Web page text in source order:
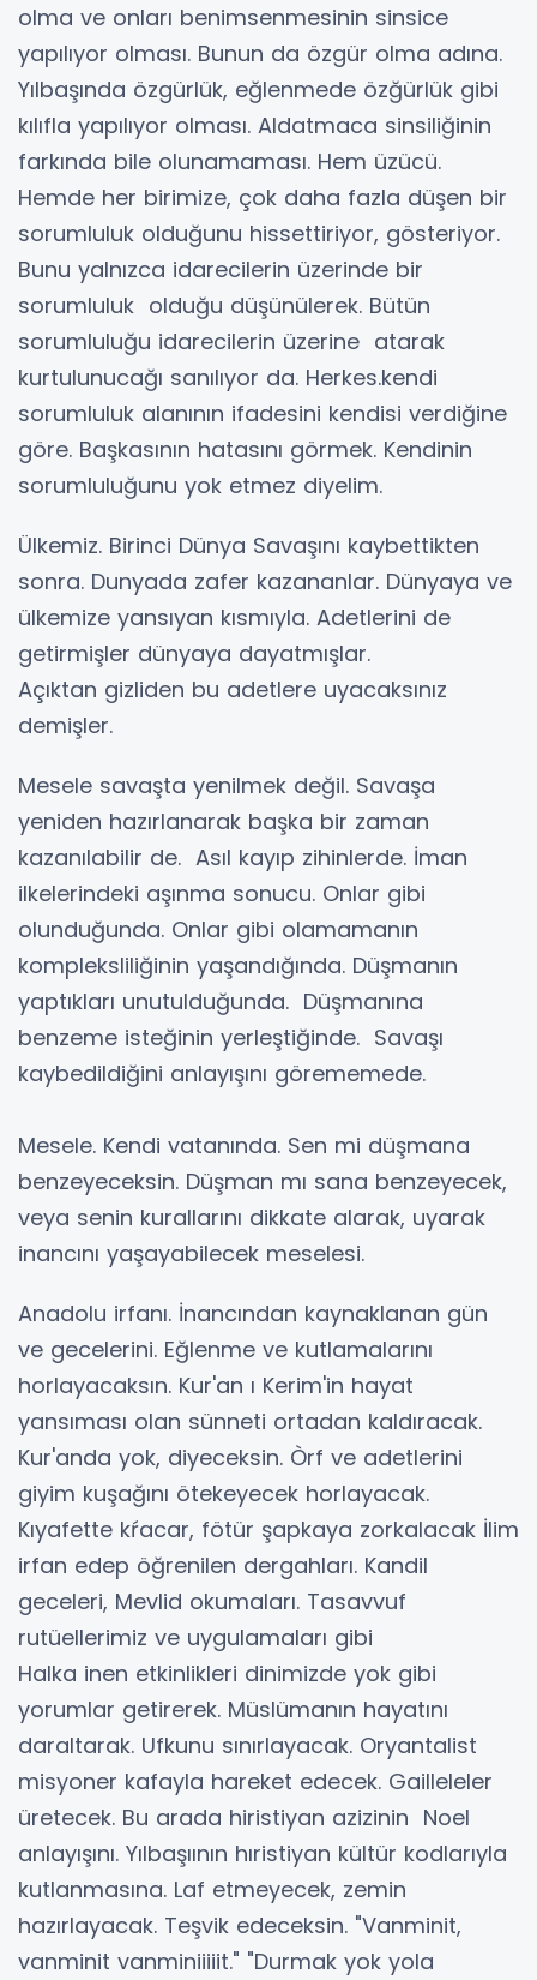
olma ve onları benimsenmesinin sinsice
yapılıyor olması. Bunun da özgür olma adına.
Yılbaşında özgürlük, eğlenmede özğürlük gibi
kılıfla yapılıyor olması. Aldatmaca sinsiliğinin
farkında bile olunamaması. Hem üzücü.
Hemde her birimize, çok daha fazla düşen bir
sorumluluk olduğunu hissettiriyor, gösteriyor.
Bunu yalnızca idarecilerin üzerinde bir
sorumluluk olduğu düşünülerek. Bütün
sorumluluğu idarecilerin üzerine atarak
kurtulunucağı sanılıyor da. Herkes.kendi
sorumluluk alanının ifadesini kendisi verdiğine
göre. Başkasının hatasını görmek. Kendinin
sorumluluğunu yok etmez diyelim.
Ülkemiz. Birinci Dünya Savaşını kaybettikten
sonra. Dunyada zafer kazananlar. Dünyaya ve
ülkemize yansıyan kısmıyla. Adetlerini de
getirmişler dünyaya dayatmışlar.
Açıktan gizliden bu adetlere uyacaksınız
demişler.
Mesele savaşta yenilmek değil. Savaşa
yeniden hazırlanarak başka bir zaman
kazanılabilir de. Asıl kayıp zihinlerde. İman
ilkelerindeki aşınma sonucu. Onlar gibi
olunduğunda. Onlar gibi olamamanın
kompleksliliğinin yaşandığında. Düşmanın
yaptıkları unutulduğunda. Düşmanına
benzeme isteğinin yerleştiğinde. Savaşı
kaybedildiğini anlayışını görememede.
Mesele. Kendi vatanında. Sen mi düşmana
benzeyeceksin. Düşman mı sana benzeyecek,
veya senin kurallarını dikkate alarak, uyarak
inancını yaşayabilecek meselesi.
Anadolu irfanı. İnancından kaynaklanan gün
ve gecelerini. Eğlenme ve kutlamalarını
horlayacaksın. Kur'an ı Kerim'in hayat
yansıması olan sünneti ortadan kaldıracak.
Kur'anda yok, diyeceksin. Òrf ve adetlerini
giyim kuşağını ötekeyecek horlayacak.
Kıyafette kŕacar, fötür şapkaya zorkalacak İlim
irfan edep öğrenilen dergahları. Kandil
geceleri, Mevlid okumaları. Tasavvuf
rutüellerimiz ve uygulamaları gibi
Halka inen etkinlikleri dinimizde yok gibi
yorumlar getirerek. Müslümanın hayatını
daraltarak. Ufkunu sınırlayacak. Oryantalist
misyoner kafayla hareket edecek. Gailleleler
üretecek. Bu arada hiristiyan azizinin Noel
anlayışını. Yılbaşıının hıristiyan kültür kodlarıyla
kutlanmasına. Laf etmeyecek, zemin
hazırlayacak. Teşvik edeceksin. "Vanminit,
vanminit vanminiiiiit." "Durmak yok yola